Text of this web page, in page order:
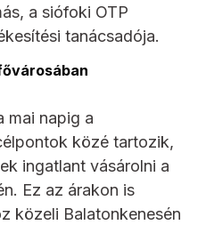
a siófoki OTP
tanácsadója.
mai napig a
közé tartozik,
ingatlant vásárolni a
Ez az árakon is
közeli Balatonkenesén